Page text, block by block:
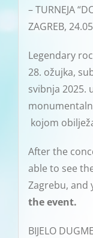
– TURNEJA
ZAGREB,
Legendary
28. ožujka,
svibnja 2025.
kojom
After the
able to see
Zagrebu, and
the event.
BIJELO DUGME